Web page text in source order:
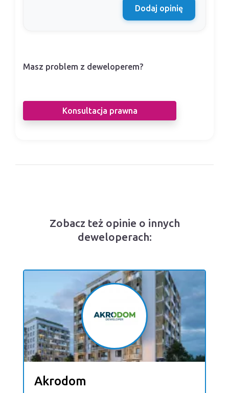
Dodaj opinię
Masz problem z deweloperem?
Konsultacja prawna
Zobacz też opinie o innych
deweloperach:
Akrodom